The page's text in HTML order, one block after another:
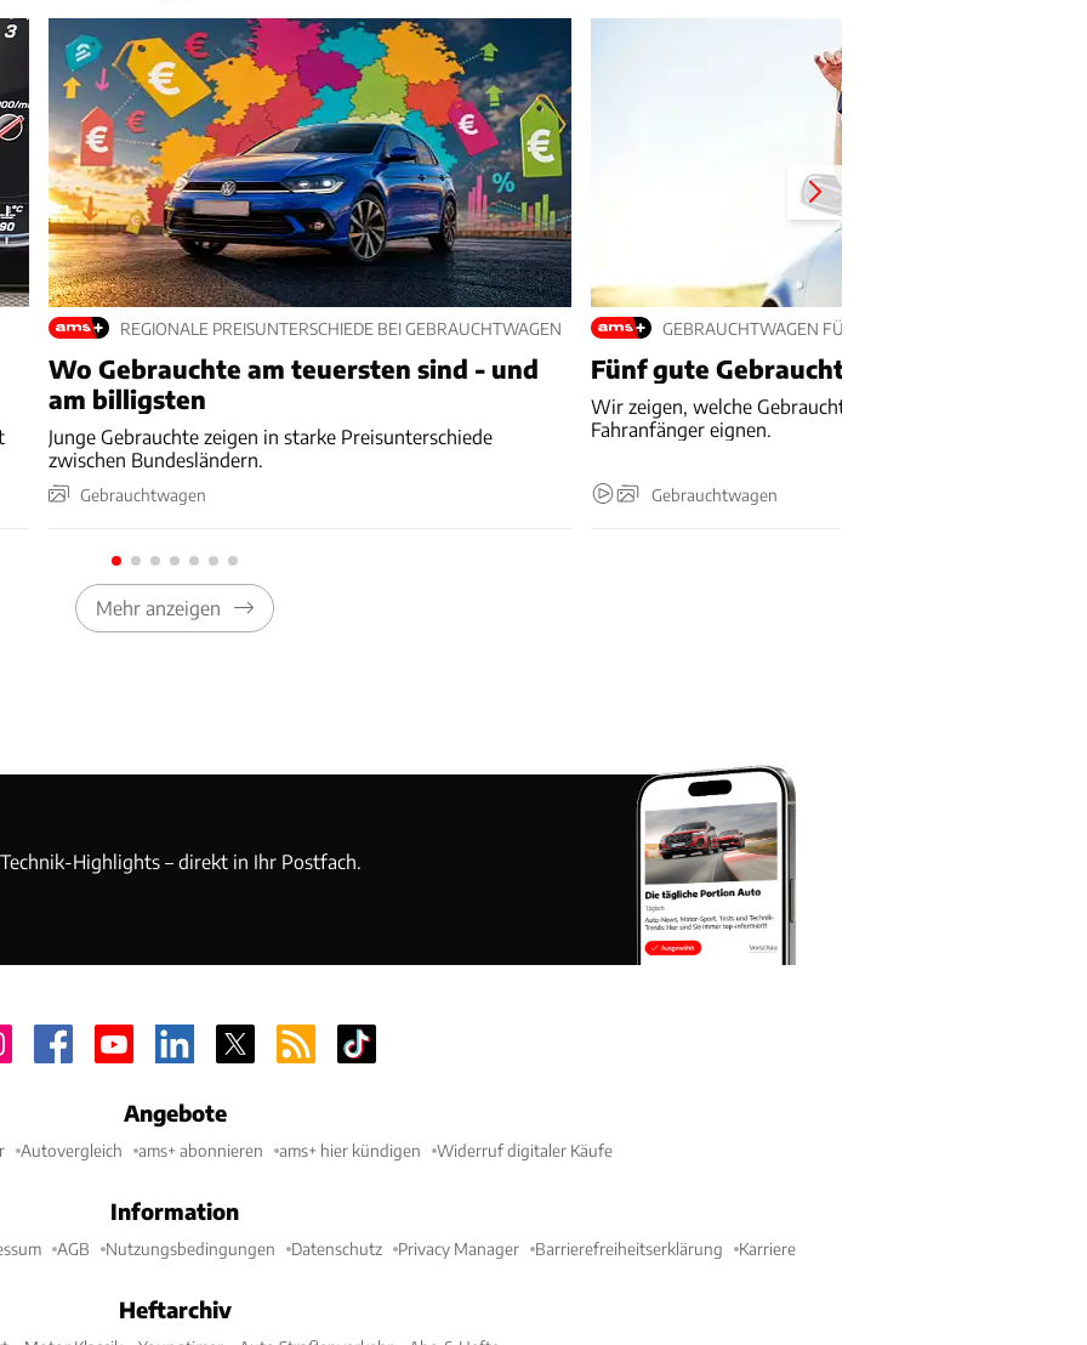
REGIONALE PREISUNTERSCHIEDE BEI GEBRAUCHTWAGEN
Wo Gebrauchte am teuersten sind - und
am billigsten
Junge Gebrauchte zeigen in starke Preisunterschiede
zwischen Bundesländern.
Gebrauchtwagen
GEBRAUCHTWAGEN FÜR FAHRANFÄNGER
Fünf gute Gebrauchte für Fahranfänger
Wir zeigen, welche Gebrauchtwagen sich besonders für
Fahranfänger eignen.
Gebrauchtwagen
Mehr anzeigen
Highlights – direkt in Ihr Postfach.
Angebote
Autovergleich ams+ abonnieren ams+ hier kündigen Widerruf digitaler Käufe
Information
AGB Nutzungsbedingungen Datenschutz Privacy Manager Barrierefreiheitserklärung Karriere
Heftarchiv